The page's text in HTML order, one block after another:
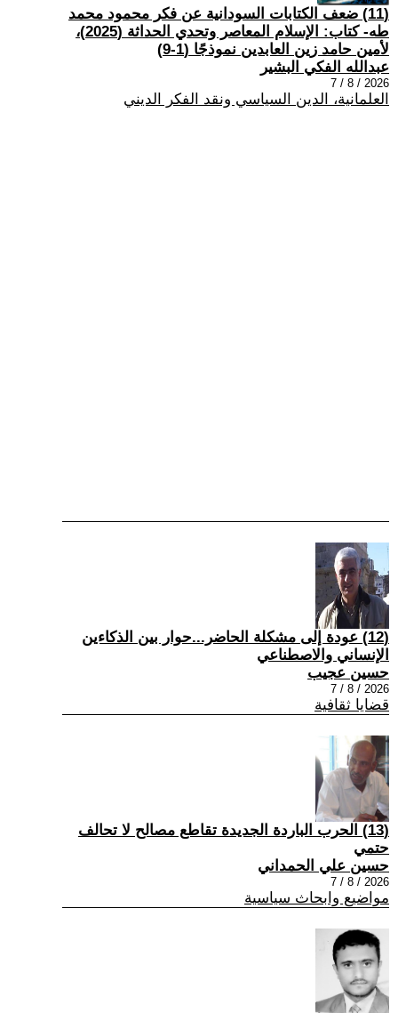
(11) ضعف الكتابات السودانية عن فكر محمود محمد
طه- كتاب: الإسلام المعاصر وتحدي الحداثة (2025)،
لأمين حامد زين العابدين نموذجًا (1-9)
عبدالله الفكي البشير
2026 / 8 / 7
العلمانية، الدين السياسي ونقد الفكر الديني
(12) عودة إلى مشكلة الحاضر...حوار بين الذكاءين
الإنساني والاصطناعي
حسين عجيب
2026 / 8 / 7
قضايا ثقافية
(13) الحرب الباردة الجديدة تقاطع مصالح لا تحالف
حتمي
حسين علي الحمداني
2026 / 8 / 7
مواضيع وابحاث سياسية